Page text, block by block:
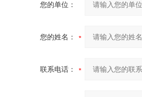
您的单位：
您的姓名：
联系电话：